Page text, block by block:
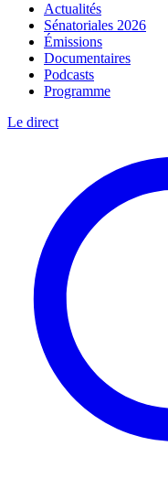
Actualités
Sénatoriales 2026
Émissions
Documentaires
Podcasts
Programme
Le direct